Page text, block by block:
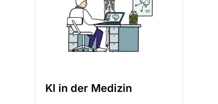
KI in der Medizin